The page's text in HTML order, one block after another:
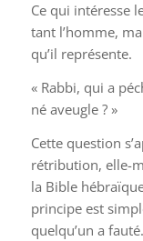
Ce qui intéresse
tant l’homme,
qu’il représente.
« Rabbi, qui a
né aveugle ? »
Cette question
rétribution, elle-
la Bible
principe est
quelqu’un a